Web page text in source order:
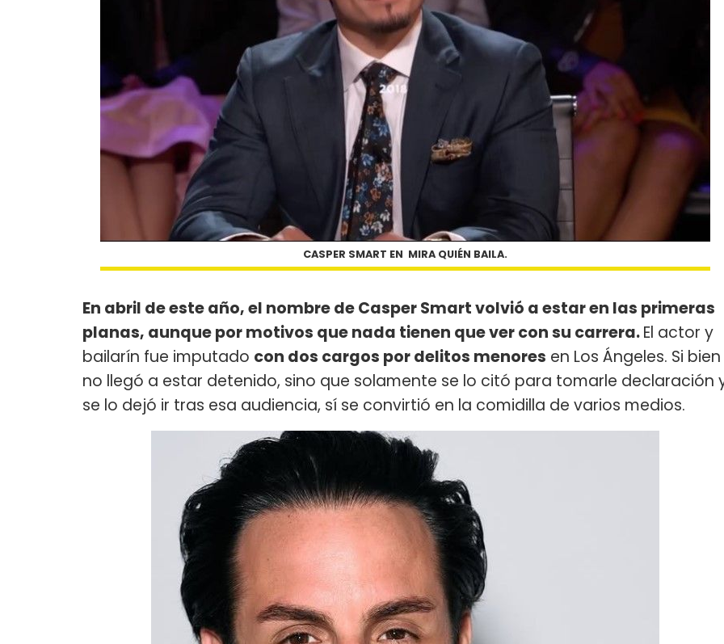
CASPER SMART EN MIRA QUIÉN BAILA.
En abril de este año, el nombre de Casper Smart volvió a estar en las primeras
planas, aunque por motivos que nada tienen que ver con su carrera.El actor y
bailarín fue imputado con dos cargos por delitos menores en Los Ángeles. Si bien
no llegó a estar detenido, sino que solamente se lo citó para tomarle declaración
se lo dejó ir tras esa audiencia, sí se convirtió en la comidilla de varios medios.